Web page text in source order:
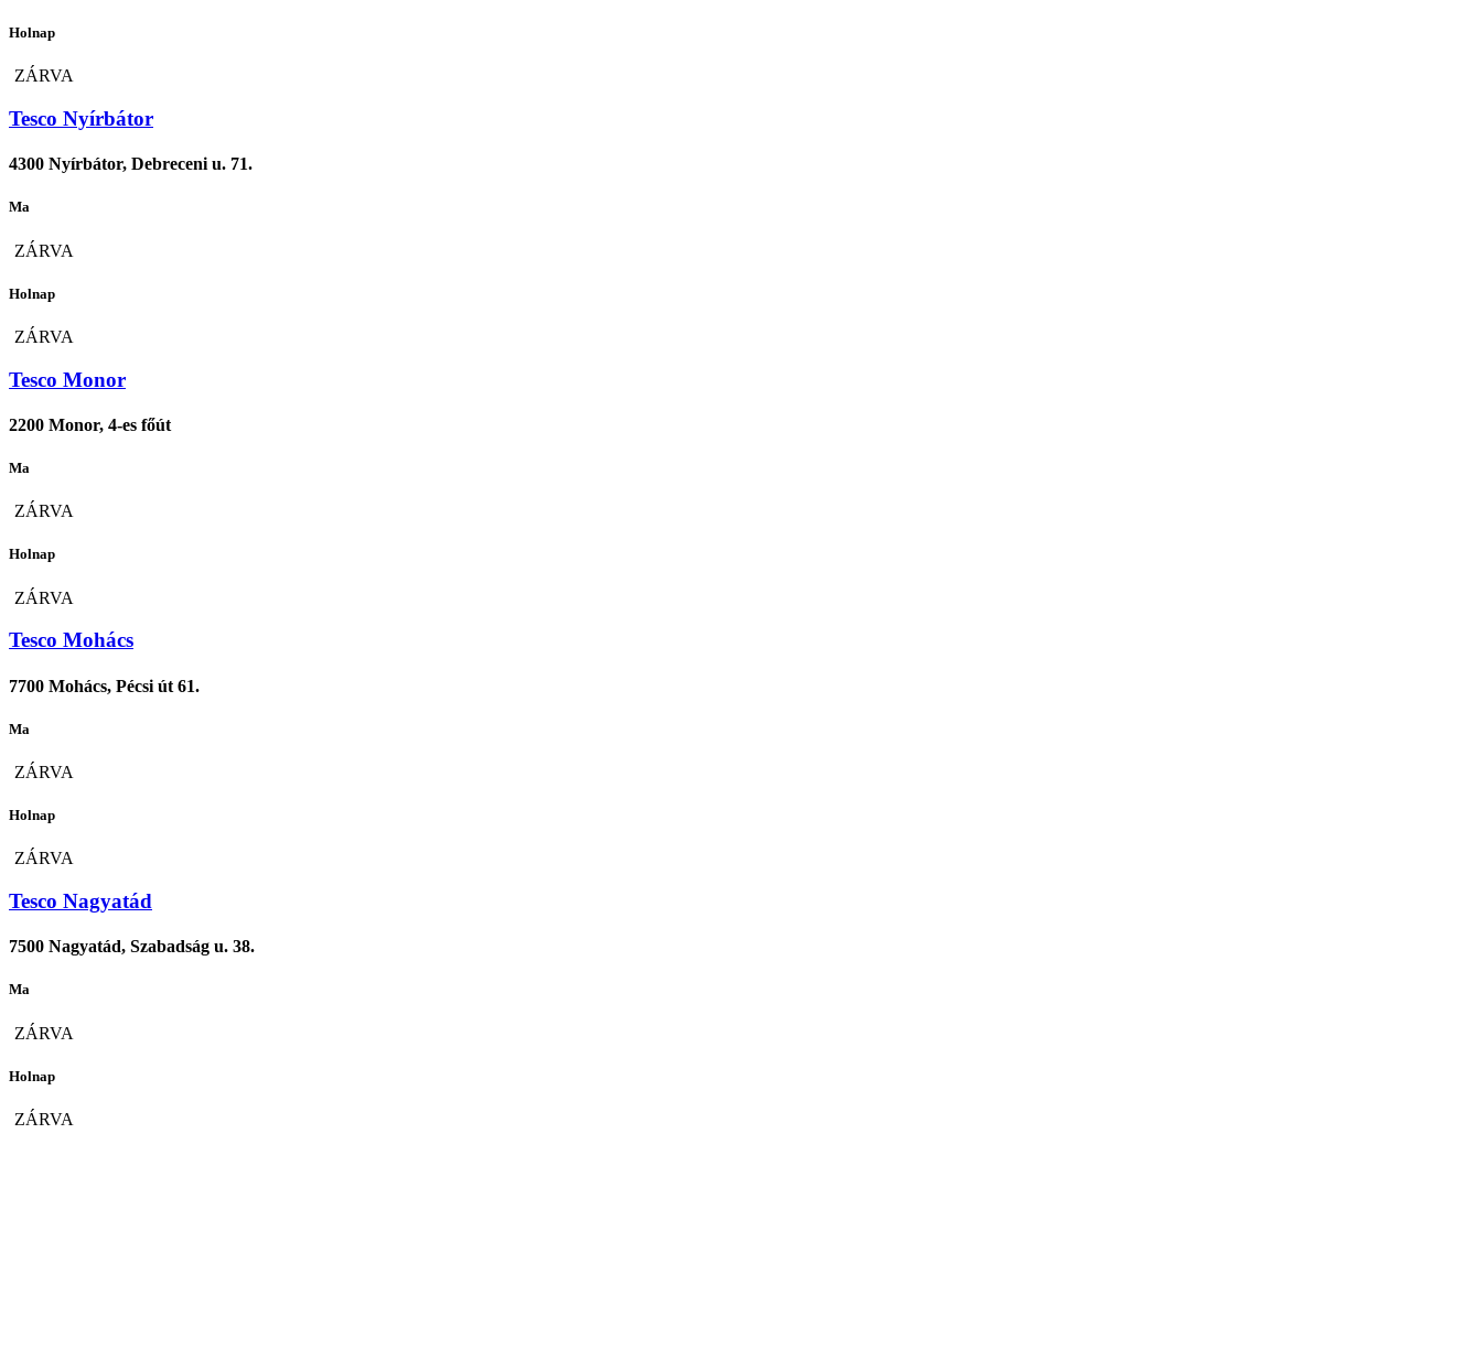
Holnap
ZÁRVA
Tesco Nyírbátor
4300 Nyírbátor, Debreceni u. 71.
Ma
ZÁRVA
Holnap
ZÁRVA
Tesco Monor
2200 Monor, 4-es főút
Ma
ZÁRVA
Holnap
ZÁRVA
Tesco Mohács
7700 Mohács, Pécsi út 61.
Ma
ZÁRVA
Holnap
ZÁRVA
Tesco Nagyatád
7500 Nagyatád, Szabadság u. 38.
Ma
ZÁRVA
Holnap
ZÁRVA